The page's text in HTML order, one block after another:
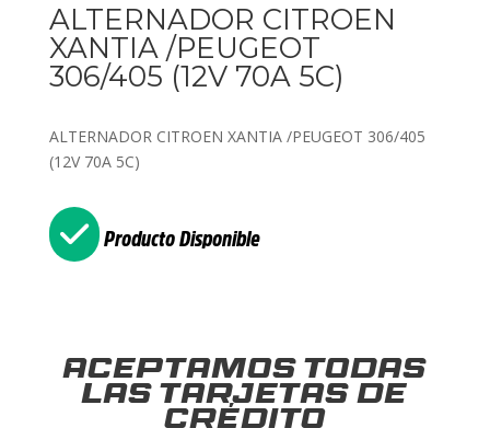
ALTERNADOR CITROEN
XANTIA /PEUGEOT
306/405 (12V 70A 5C)
ALTERNADOR CITROEN XANTIA /PEUGEOT 306/405
(12V 70A 5C)
Producto Disponible
Aceptamos todas
las tarjetas de